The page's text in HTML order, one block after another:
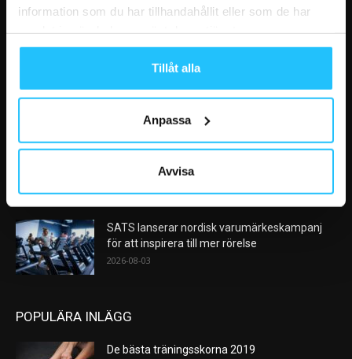
information som du har tillhandahållit eller som de har
Tillåt alla
Anpassa
Avvisa
VÅRA FAVORITER
Analys: Europas gymmarknad går in i en ny
konsolideringsfas – och...
Sensopro förändrar vårt sätt att värma upp,
steg för steg
SATS lanserar nordisk varumärkeskampanj
för att inspirera till mer rörelse
2026-08-03
POPULÄRA INLÄGG
De bästa träningsskorna 2019